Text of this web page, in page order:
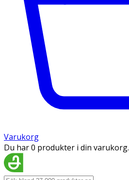
Varukorg
Du har 0 produkter i din varukorg.